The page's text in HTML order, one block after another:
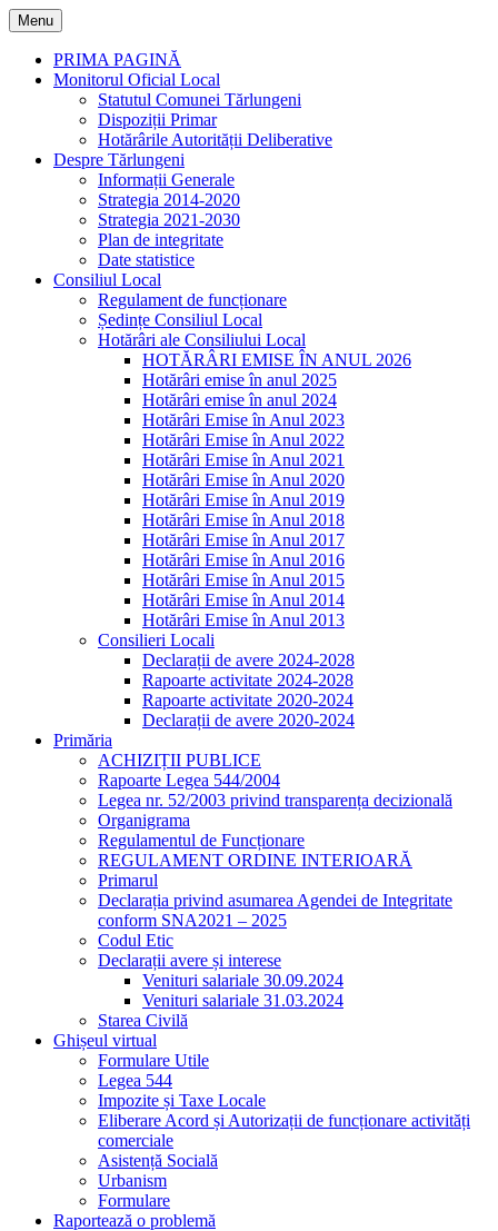
Skip
to
content
Menu
PRIMA PAGINĂ
Monitorul Oficial Local
Statutul Comunei Tărlungeni
Dispoziții Primar
Hotărârile Autorității Deliberative
Despre Tărlungeni
Informații Generale
Strategia 2014-2020
Strategia 2021-2030
Plan de integritate
Date statistice
Consiliul Local
Regulament de funcționare
Ședințe Consiliul Local
Hotărâri ale Consiliului Local
HOTĂRÂRI EMISE ÎN ANUL 2026
Hotărâri emise în anul 2025
Hotărâri emise în anul 2024
Hotărâri Emise în Anul 2023
Hotărâri Emise în Anul 2022
Hotărâri Emise în Anul 2021
Hotărâri Emise în Anul 2020
Hotărâri Emise în Anul 2019
Hotărâri Emise în Anul 2018
Hotărâri Emise în Anul 2017
Hotărâri Emise în Anul 2016
Hotărâri Emise în Anul 2015
Hotărâri Emise în Anul 2014
Hotărâri Emise în Anul 2013
Consilieri Locali
Declarații de avere 2024-2028
Rapoarte activitate 2024-2028
Rapoarte activitate 2020-2024
Declarații de avere 2020-2024
Primăria
ACHIZIȚII PUBLICE
Rapoarte Legea 544/2004
Legea nr. 52/2003 privind transparența decizională
Organigrama
Regulamentul de Funcționare
REGULAMENT ORDINE INTERIOARĂ
Primarul
Declarația privind asumarea Agendei de Integritate
conform SNA2021 – 2025
Codul Etic
Declarații avere și interese
Venituri salariale 30.09.2024
Venituri salariale 31.03.2024
Starea Civilă
Ghișeul virtual
Formulare Utile
Legea 544
Impozite și Taxe Locale
Eliberare Acord și Autorizații de funcționare activități
comerciale
Asistență Socială
Urbanism
Formulare
Raportează o problemă